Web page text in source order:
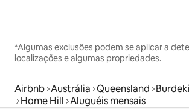
*Algumas exclusões podem se aplicar a
localizações e algumas propriedades.
Airbnb Austrália Queensland
Home Hill Aluguéis mensais